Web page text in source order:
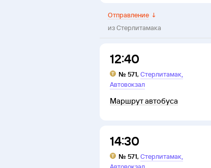
Отправление ↓
изСтерлитамака
12:40
№ 571,Стерлитамак,
Автовокзал
Маршрут автобуса
14:30
№ 571,Стерлитамак,